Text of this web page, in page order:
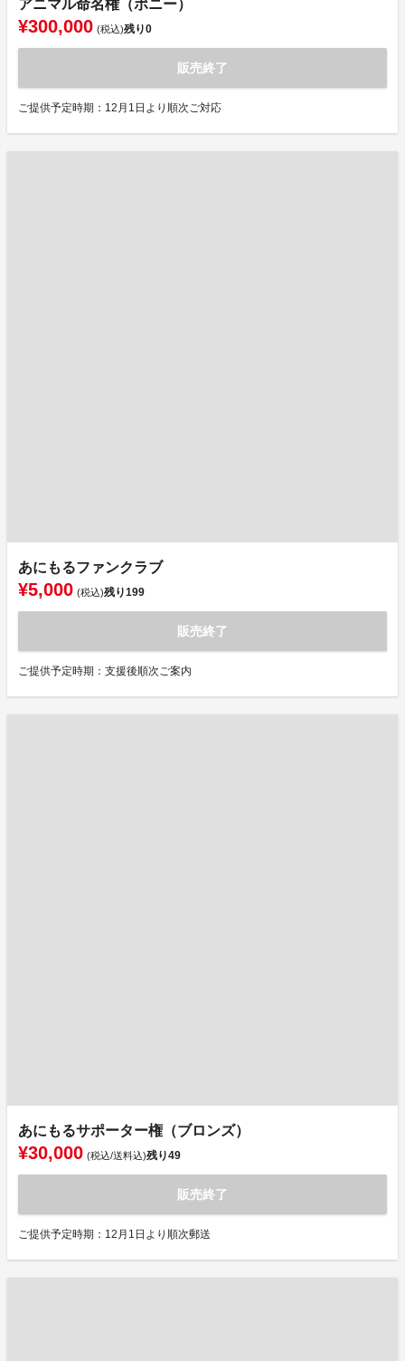
アニマル命名権（ポニー）
¥300,000 (税込)残り0
販売終了
ご提供予定時期：12月1日より順次ご対応
あにもるファンクラブ
¥5,000 (税込)残り199
販売終了
ご提供予定時期：支援後順次ご案内
あにもるサポーター権（ブロンズ）
¥30,000 (税込/送料込)残り49
販売終了
ご提供予定時期：12月1日より順次郵送